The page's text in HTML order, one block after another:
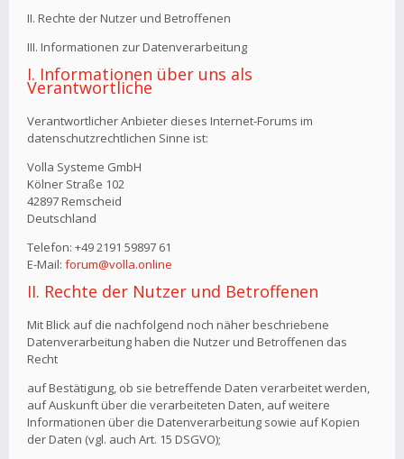
II. Rechte der Nutzer und Betroffenen
III. Informationen zur Datenverarbeitung
I. Informationen über uns als
Verantwortliche
Verantwortlicher Anbieter dieses Internet-Forums im
datenschutzrechtlichen Sinne ist:
Volla Systeme GmbH
Kölner Straße 102
42897 Remscheid
Deutschland
Telefon: +49 2191 59897 61
E-Mail: forum@volla.online
II. Rechte der Nutzer und Betroffenen
Mit Blick auf die nachfolgend noch näher beschriebene
Datenverarbeitung haben die Nutzer und Betroffenen das
Recht
auf Bestätigung, ob sie betreffende Daten verarbeitet werden,
auf Auskunft über die verarbeiteten Daten, auf weitere
Informationen über die Datenverarbeitung sowie auf Kopien
der Daten (vgl. auch Art. 15 DSGVO);